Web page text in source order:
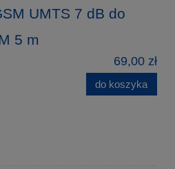
UMTS 7 dB do
5 m
69,00 zł
do koszyka